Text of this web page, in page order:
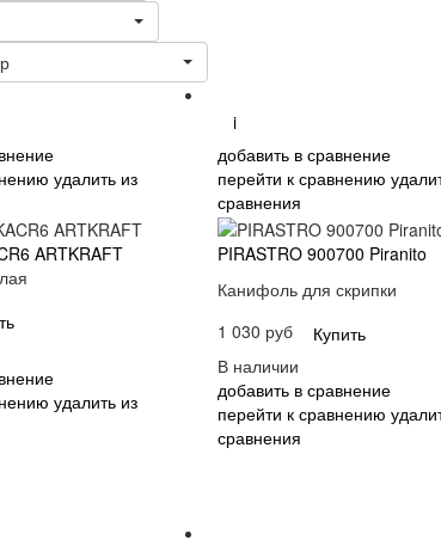
удалить из
ARTKRAFT
удалить из
i
добавить в сравнение
перейти к сравнению
сравнения
PIRASTRO 900700 Piranito
Канифоль для скрипки
1 030 руб
Купить
В наличии
добавить в сравнение
перейти к сравнению
сравнения